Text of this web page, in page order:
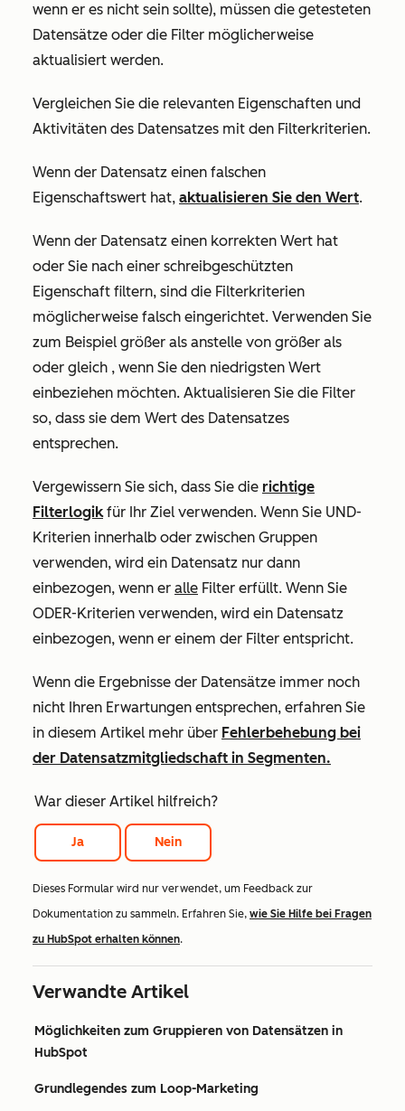
wenn er es nicht sein sollte), müssen die getesteten
Datensätze oder die Filter möglicherweise
aktualisiert werden.
Vergleichen Sie die relevanten Eigenschaften und
Aktivitäten des Datensatzes mit den Filterkriterien.
Wenn der Datensatz einen falschen
Eigenschaftswert hat, aktualisieren Sie den Wert.
Wenn der Datensatz einen korrekten Wert hat
oder Sie nach einer schreibgeschützten
Eigenschaft filtern, sind die Filterkriterien
möglicherweise falsch eingerichtet. Verwenden Sie
zum Beispiel größer als anstelle von größer als
oder gleich , wenn Sie den niedrigsten Wert
einbeziehen möchten. Aktualisieren Sie die Filter
so, dass sie dem Wert des Datensatzes
entsprechen.
Vergewissern Sie sich, dass Sie die richtige
Filterlogikfür Ihr Ziel verwenden. Wenn Sie UND-
Kriterien innerhalb oder zwischen Gruppen
verwenden, wird ein Datensatz nur dann
einbezogen, wenn er alle Filter erfüllt. Wenn Sie
ODER-Kriterien verwenden, wird ein Datensatz
einbezogen, wenn er einem der Filter entspricht.
Wenn die Ergebnisse der Datensätze immer noch
nicht Ihren Erwartungen entsprechen, erfahren Sie
in diesem Artikel mehr über Fehlerbehebung bei
der Datensatzmitgliedschaft in Segmenten.
War dieser Artikel hilfreich?
Ja Nein
Dieses Formular wird nur verwendet, um Feedback zur
Dokumentation zu sammeln. Erfahren Sie, wie Sie Hilfe bei Fragen
zu HubSpot erhalten können.
Verwandte Artikel
Möglichkeiten zum Gruppieren von Datensätzen in
HubSpot
Grundlegendes zum Loop-Marketing